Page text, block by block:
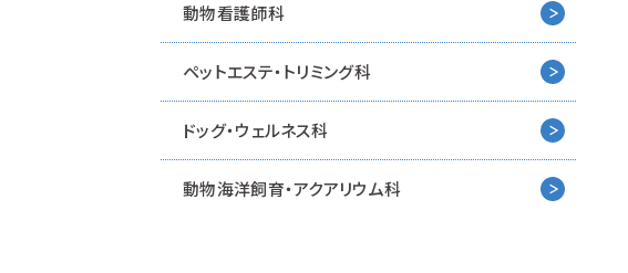
動物看護師科
ペットエステ・トリミング科
ドッグ・ウェルネス科
動物海洋飼育・アクアリウム科